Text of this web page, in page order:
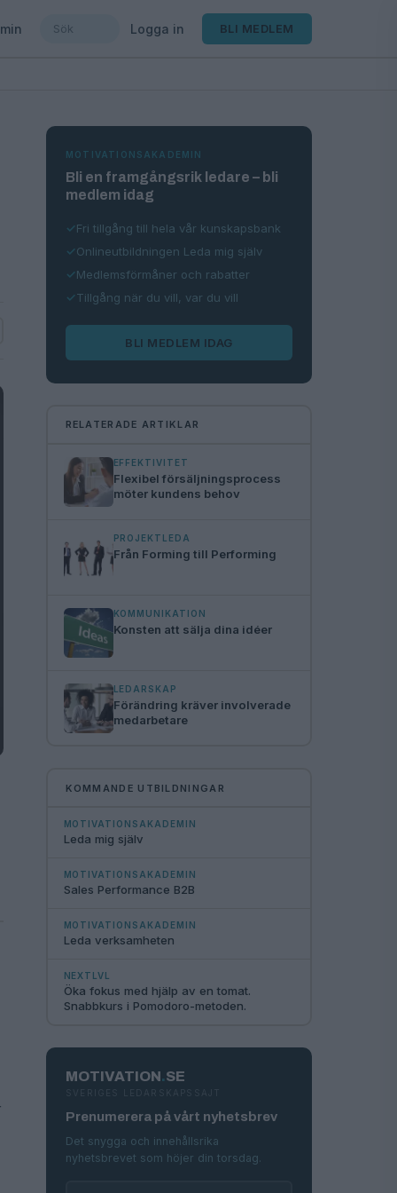
Logga in BLI MEDLEM
MOTIVATIONSAKADEMIN
Bli en framgångsrik ledare – bli
medlem idag
Fri tillgång till hela vår kunskapsbank
Onlineutbildningen Leda mig själv
Medlemsförmåner och rabatter
Tillgång när du vill, var du vill
BLI MEDLEM IDAG
RELATERADE ARTIKLAR
EFFEKTIVITET
Flexibel försäljningsprocess
möter kundens behov
PROJEKTLEDA
Från Forming till Performing
KOMMUNIKATION
Konsten att sälja dina idéer
LEDARSKAP
Förändring kräver involverade
medarbetare
KOMMANDE UTBILDNINGAR
MOTIVATIONSAKADEMIN
Leda mig själv
MOTIVATIONSAKADEMIN
Sales Performance B2B
MOTIVATIONSAKADEMIN
Leda verksamheten
NEXTLVL
Öka fokus med hjälp av en tomat.
Snabbkurs i Pomodoro-metoden.
MOTIVATION.SE
SVERIGES LEDARSKAPSSAJT
Prenumerera på vårt nyhetsbrev
Det snygga och innehållsrika
nyhetsbrevet som höjer din torsdag.